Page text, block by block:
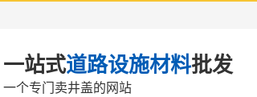
一站式道路设施材料批发
一个专门卖井盖的网站